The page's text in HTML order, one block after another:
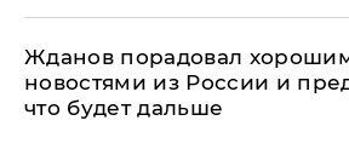
Жданов порадовал
новостями из России и
что будет дальше